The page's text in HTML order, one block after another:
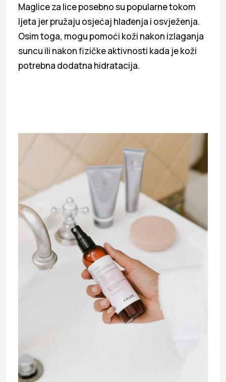
Maglice za lice posebno su popularne tokom
ljeta jer pružaju osjećaj hlađenja i osvježenja.
Osim toga, mogu pomoći koži nakon izlaganja
suncu ili nakon fizičke aktivnosti kada je koži
potrebna dodatna hidratacija.